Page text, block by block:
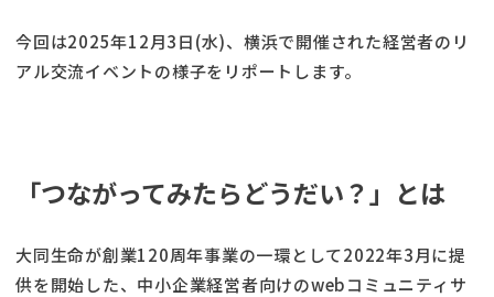
今回は2025年12月3日(水)、横浜で開催された経営者のリ
アル交流イベントの様子をリポートします。
「つながってみたらどうだい？」とは
⼤同⽣命が創業120周年事業の⼀環として2022年3⽉に提
供を開始した、中⼩企業経営者向けのwebコミュニティサ